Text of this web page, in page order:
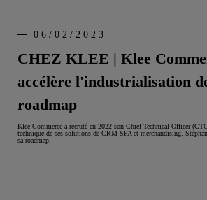
CHEZ KLEE | Klee
accélère l'industrialisation
roadmap
06/02/2023
Klee Commerce a recruté en 2022 son Chief Technical Officer
technique de ses solutions de CRM SFA et merchandising.
sa roadmap.